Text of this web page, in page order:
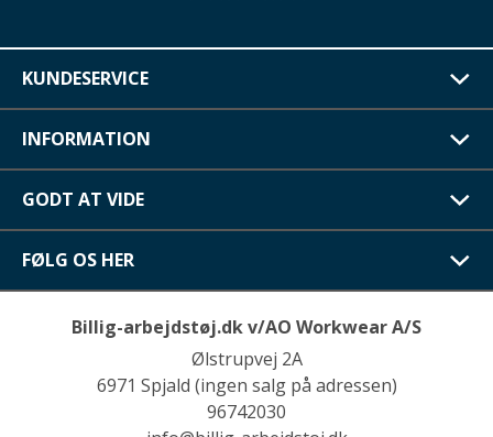
KUNDESERVICE
INFORMATION
GODT AT VIDE
FØLG OS HER
Billig-arbejdstøj.dk v/AO Workwear A/S
Ølstrupvej 2A
6971 Spjald (ingen salg på adressen)
96742030